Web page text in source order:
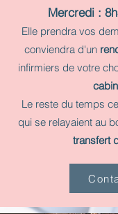
Mercredi :
Elle prendra vos
conviendra d'un
infirmiers de votre
Le reste du temps
qui se relayaient au
transfert